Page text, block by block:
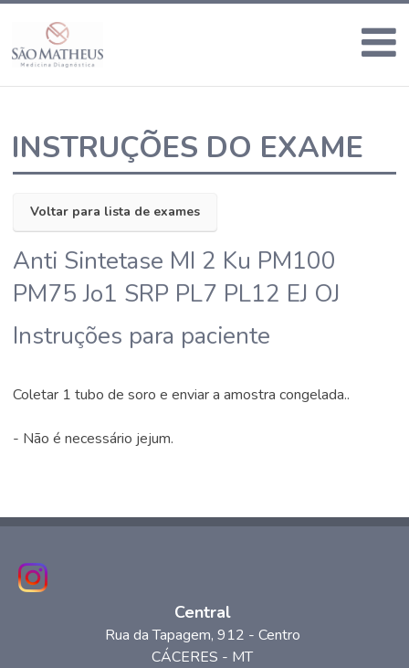
INSTRUÇÕES DO EXAME
Voltar para lista de exames
Anti Sintetase MI 2 Ku PM100
PM75 Jo1 SRP PL7 PL12 EJ OJ
Instruções para paciente
Coletar 1 tubo de soro e enviar a amostra congelada..
- Não é necessário jejum.
Central
Rua da Tapagem, 912 - Centro
CÁCERES - MT